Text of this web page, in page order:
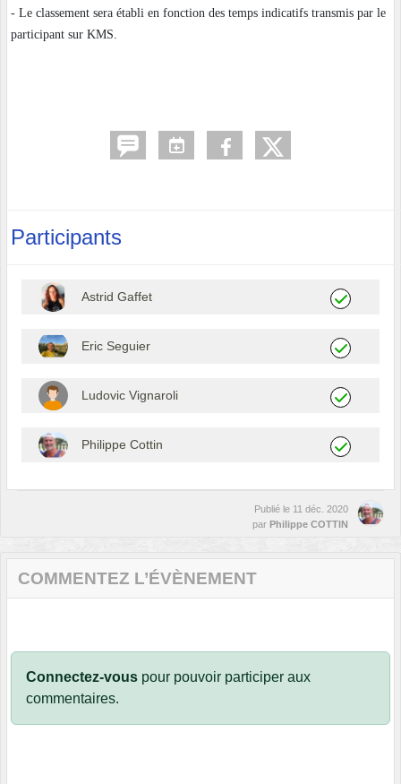
- Le classement sera établi en fonction des temps indicatifs transmis par le
participant sur KMS.
Participants
Astrid Gaffet
Eric Seguier
Ludovic Vignaroli
Philippe Cottin
Publié le 11 déc. 2020
par Philippe COTTIN
COMMENTEZ L’ÉVÈNEMENT
Connectez-vous pour pouvoir participer aux
commentaires.